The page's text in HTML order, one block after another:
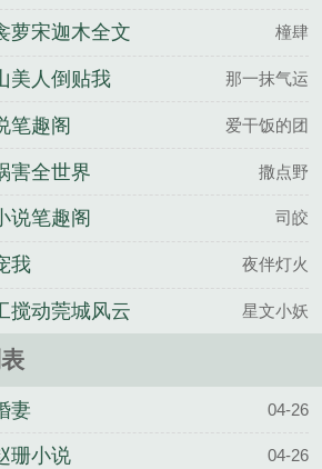
萝宋迦木全文
橦肆
美人倒贴我 那一抹气运
笔趣阁 爱干饭的团
害全世界 撒点野
说笔趣阁 司皎
我 夜伴灯火
搅动莞城风云
文完整版
星文小妖
妻 04-26
珊小说 04-26